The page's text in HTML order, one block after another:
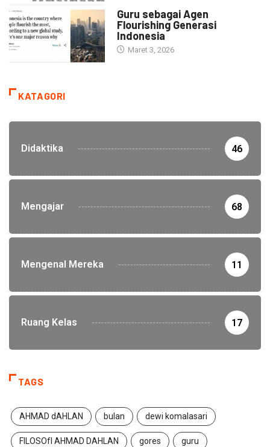
Guru sebagai Agen
Flourishing Generasi
Indonesia
Maret 3, 2026
KATAGORI
Didaktika 46
Mengajar 68
Mengenal Mereka 11
Ruang Kelas 17
TAGS
AHMAD dAHLAN bulan dewi komalasari
FILOSOfI AHMAD DAHLAN gores guru